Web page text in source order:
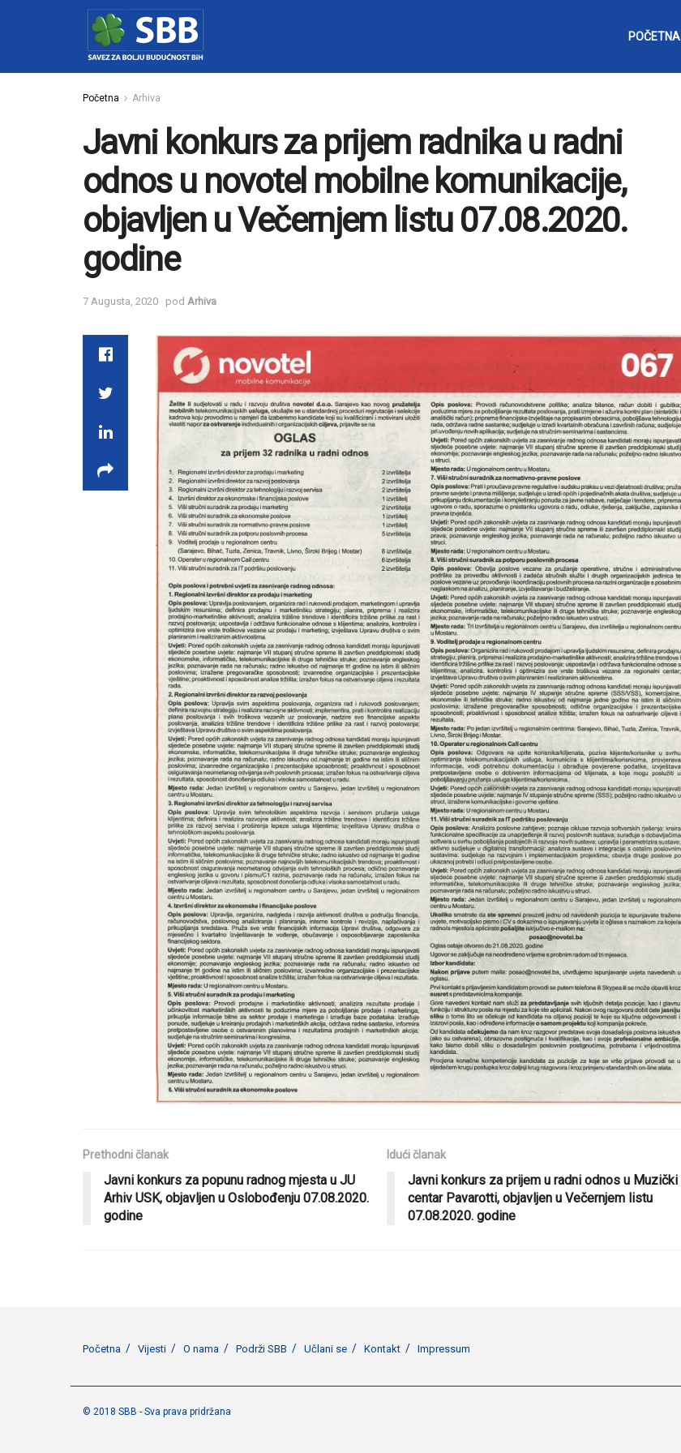
POČETNA
Početna Arhiva
Javni konkurs za prijem radnika u radni
odnos u novotel mobilne komunikacije,
objavljen u Večernjem listu 07.08.2020.
godine
7 Augusta, 2020 pod Arhiva
Prethodni članak
Javni konkurs za popunu radnog mjesta u JU
Arhiv USK, objavljen u Oslobođenju 07.08.2020.
godine
Idući članak
Javni konkurs za prijem u radni odnos u Muzički
centar Pavarotti, objavljen u Večernjem listu
07.08.2020. godine
Početna Vijesti O nama Podrži SBB Učlani se Kontakt Impressum
© 2018 SBB - Sva prava pridržana